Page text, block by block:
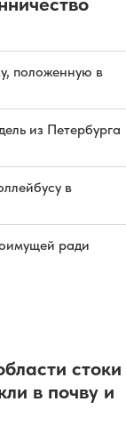
положенную в
из Петербурга
в
ради
стоки
в почву и